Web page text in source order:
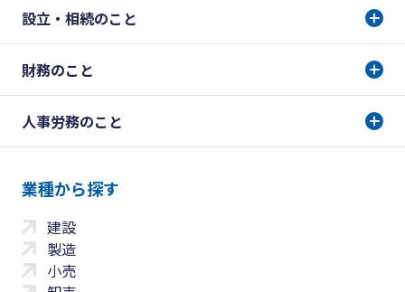
設立・相続のこと
財務のこと
人事労務のこと
業種から探す
建設
製造
小売